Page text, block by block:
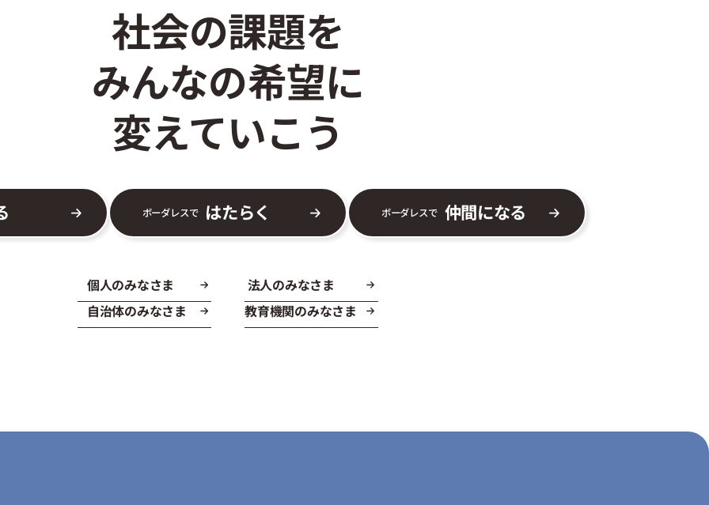
社会の課題を
みんなの希望に
変えていこう
ボーダレスで はたらく ボーダレスで 仲間になる
個人のみなさま
法人のみなさま
自治体のみなさま
教育機関のみなさま